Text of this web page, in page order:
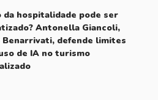
da hospitalidade pode ser
Antonella Giancoli,
Benarrivati, defende limites
de IA no turismo